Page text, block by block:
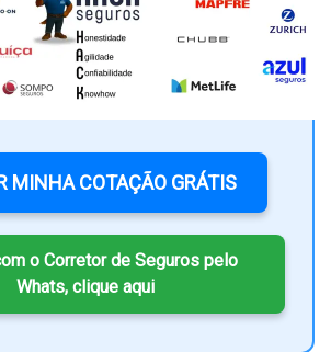
MINHA COTAÇÃO GRÁTIS
o Corretor de Seguros pelo
Whats, clique aqui